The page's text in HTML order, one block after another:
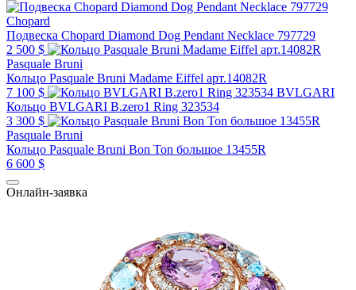
Chopard
Подвеска Chopard Diamond Dog Pendant Necklace 797729
2 500 $
Pasquale Bruni
Кольцо Pasquale Bruni Madame Eiffel арт.14082R
7 100 $
BVLGARI
Кольцо BVLGARI B.zero1 Ring 323534
3 300 $
Pasquale Bruni
Кольцо Pasquale Bruni Bon Ton большое 13455R
6 600 $
Онлайн-заявка